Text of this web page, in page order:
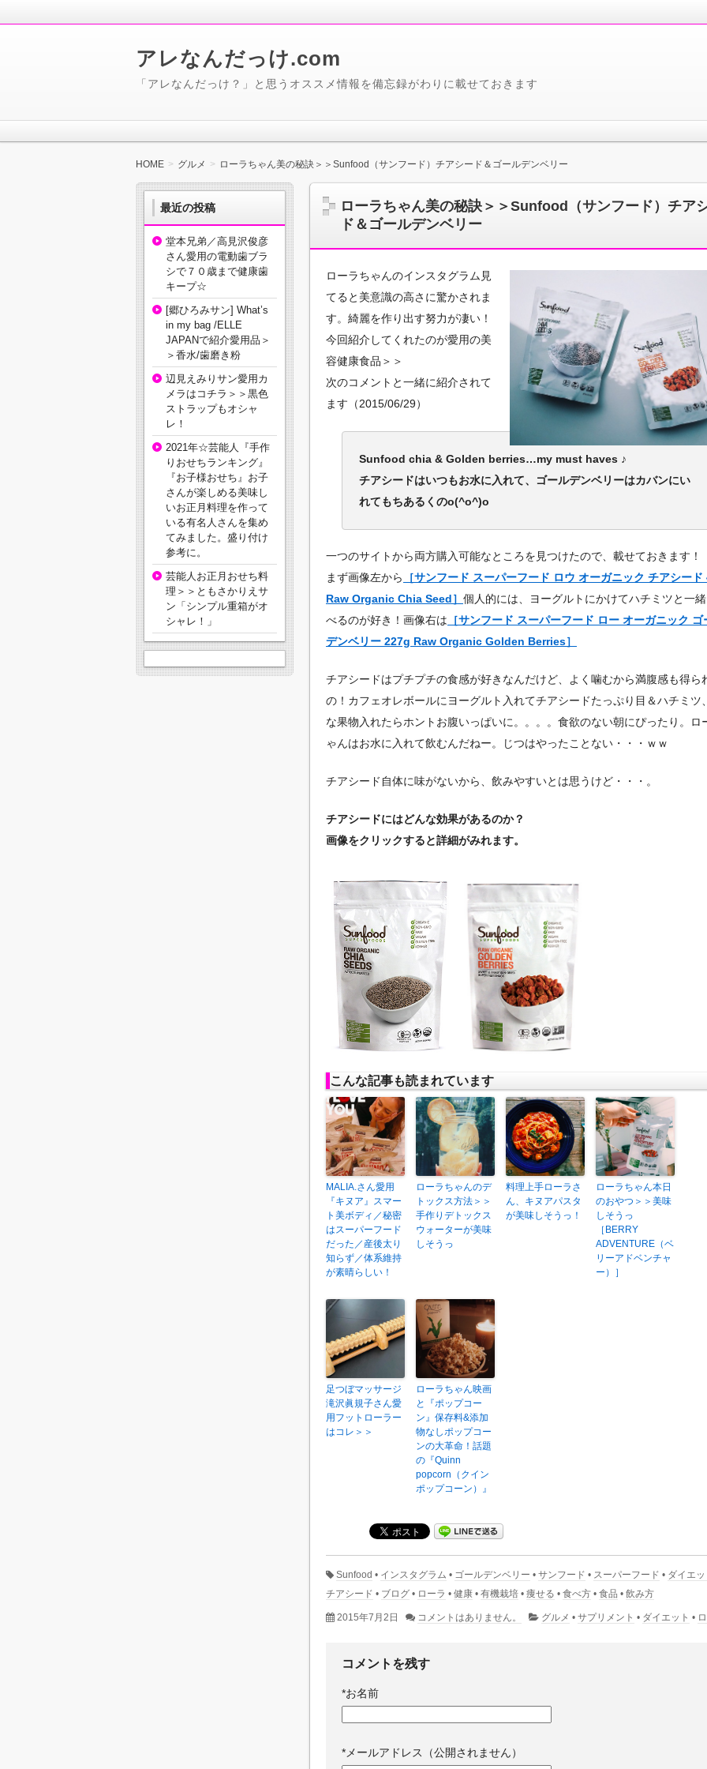
アレなんだっけ.com
「アレなんだっけ？」と思うオススメ情報を備忘録がわりに載せておきます
HOME グルメ ローラちゃん美の秘訣＞＞Sunfood（サンフード）チアシード＆ゴールデンベリー
ローラちゃん美の秘訣＞＞Sunfood（サンフード）チア
ド＆ゴールデンベリー
ローラちゃんのインスタグラム見
てると美意識の高さに驚かされま
す。綺麗を作り出す努力が凄い！
今回紹介してくれたのが愛用の美
容健康食品＞＞
次のコメントと一緒に紹介されて
ます（2015/06/29）
Sunfood chia & Golden berries…my must haves ♪
チアシードはいつもお水に入れて、ゴールデンベリーはカバンにい
れてもちあるくのo(^o^)o
一つのサイトから両方購入可能なところを見つけたので、載せておきます！
まず画像左から
［サンフード スーパーフード ロウ オーガニック チアシー
Raw Organic Chia Seed］ 個人的には、ヨーグルトにかけてハチミツと一
べるのが好き！画像右は ［サンフード スーパーフード ロー オーガニック ゴ
デンベリー 227g Raw Organic Golden Berries］
チアシードはプチプチの食感が好きなんだけど、よく噛むから満腹感も得ら
の！カフェオレボールにヨーグルト入れてチアシードたっぷり目＆ハチミツ
な果物入れたらホントお腹いっぱいに。。。。食欲のない朝にぴったり。ロ
ゃんはお水に入れて飲むんだねー。じつはやったことない・・・ｗｗ
チアシード自体に味がないから、飲みやすいとは思うけど・・・。
チアシードにはどんな効果があるのか？
画像をクリックすると詳細がみれます。
こんな記事も読まれています
MALIA.さん愛用
『キヌア』スマー
ト美ボディ／秘密
はスーパーフード
だった／産後太り
知らず／体系維持
が素晴らしい！
ローラちゃんのデ
トックス方法＞＞
手作りデトックス
ウォーターが美味
しそうっ
料理上手ローラさ
ん、キヌアパスタ
が美味しそうっ！
ローラちゃん本日
のおやつ＞＞美味
しそうっ
［BERRY
ADVENTURE（ベ
リーアドベンチャ
ー）］
足つぼマッサージ
滝沢眞規子さん愛
用フットローラー
はコレ＞＞
ローラちゃん映画
と『ポップコー
ン』保存料&添加
物なしポップコー
ンの大革命！話題
の『Quinn
popcorn（クイン
ポップコーン）』
Sunfood • インスタグラム • ゴールデンベリー • サンフード • スーパーフード • ダイエ
チアシード • ブログ • ローラ • 健康 • 有機栽培 • 痩せる • 食べ方 • 食品 • 飲み方
2015年7月2日 コメントはありません。 グルメ •サプリメント • ダイエット •
コメントを残す
*お名前
*メールアドレス（公開されません）
最近の投稿
堂本兄弟／高見沢俊彦
さん愛用の電動歯ブラ
シで７０歳まで健康歯
キープ☆
[郷ひろみサン] What’s
in my bag /ELLE
JAPANで紹介愛用品＞
＞香水/歯磨き粉
辺見えみりサン愛用カ
メラはコチラ＞＞黒色
ストラップもオシャ
レ！
2021年☆芸能人『手作
りおせちランキング』
『お子様おせち』お子
さんが楽しめる美味し
いお正月料理を作って
いる有名人さんを集め
てみました。盛り付け
参考に。
芸能人お正月おせち料
理＞＞ともさかりえサ
ン「シンプル重箱がオ
シャレ！」